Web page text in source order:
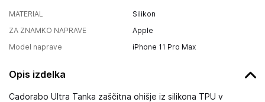
MATERIAL
Silikon
ZA ZNAMKO NAPRAVE
Apple
Model naprave
iPhone 11 Pro Max
Opis izdelka
Cadorabo Ultra Tanka zaščitna ohišje iz silikona TPU v